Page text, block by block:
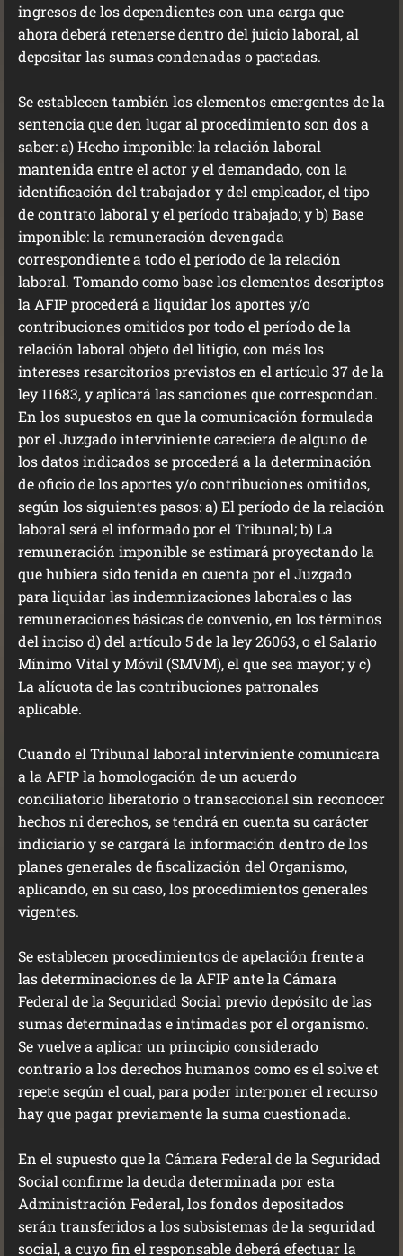
ingresos de los dependientes con una carga que
ahora deberá retenerse dentro del juicio laboral, al
depositar las sumas condenadas o pactadas.
Se establecen también los elementos emergentes de la
sentencia que den lugar al procedimiento son dos a
saber: a) Hecho imponible: la relación laboral
mantenida entre el actor y el demandado, con la
identificación del trabajador y del empleador, el tipo
de contrato laboral y el período trabajado; y b) Base
imponible: la remuneración devengada
correspondiente a todo el período de la relación
laboral. Tomando como base los elementos descriptos
la AFIP procederá a liquidar los aportes y/o
contribuciones omitidos por todo el período de la
relación laboral objeto del litigio, con más los
intereses resarcitorios previstos en el artículo 37 de la
ley 11683, y aplicará las sanciones que correspondan.
En los supuestos en que la comunicación formulada
por el Juzgado interviniente careciera de alguno de
los datos indicados se procederá a la determinación
de oficio de los aportes y/o contribuciones omitidos,
según los siguientes pasos: a) El período de la relación
laboral será el informado por el Tribunal; b) La
remuneración imponible se estimará proyectando la
que hubiera sido tenida en cuenta por el Juzgado
para liquidar las indemnizaciones laborales o las
remuneraciones básicas de convenio, en los términos
del inciso d) del artículo 5 de la ley 26063, o el Salario
Mínimo Vital y Móvil (SMVM), el que sea mayor; y c)
La alícuota de las contribuciones patronales
aplicable.
Cuando el Tribunal laboral interviniente comunicara
a la AFIP la homologación de un acuerdo
conciliatorio liberatorio o transaccional sin reconocer
hechos ni derechos, se tendrá en cuenta su carácter
indiciario y se cargará la información dentro de los
planes generales de fiscalización del Organismo,
aplicando, en su caso, los procedimientos generales
vigentes.
Se establecen procedimientos de apelación frente a
las determinaciones de la AFIP ante la Cámara
Federal de la Seguridad Social previo depósito de las
sumas determinadas e intimadas por el organismo.
Se vuelve a aplicar un principio considerado
contrario a los derechos humanos como es el solve et
repete según el cual, para poder interponer el recurso
hay que pagar previamente la suma cuestionada.
En el supuesto que la Cámara Federal de la Seguridad
Social confirme la deuda determinada por esta
Administración Federal, los fondos depositados
serán transferidos a los subsistemas de la seguridad
social, a cuyo fin el responsable deberá efectuar la